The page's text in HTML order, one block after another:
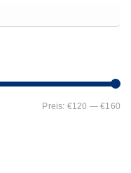
Preis: €120 —€160